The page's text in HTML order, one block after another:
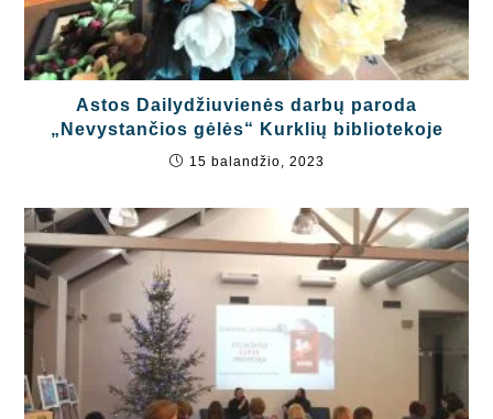
Astos Dailydžiuvienės darbų paroda
„Nevystančios gėlės“ Kurklių bibliotekoje
15 balandžio, 2023